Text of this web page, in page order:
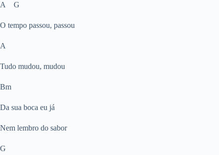
A G
O tempo passou, passou
A
Tudo mudou, mudou
Bm
Da sua boca eu já
Nem lembro do sabor
G